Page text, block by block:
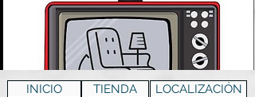
INICIO TIENDA LOCALIZACIÓN